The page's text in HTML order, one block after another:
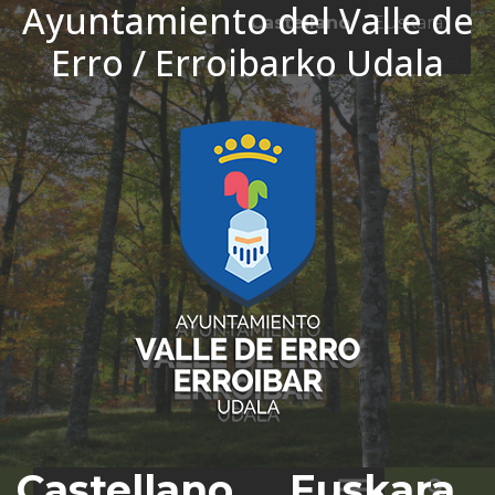
Ayuntamiento del Valle de
Erro / Erroibarko Udala
Ir al contenido
Castellano
Euskara
El tiempo - Tutiempo.net